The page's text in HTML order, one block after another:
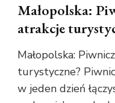
Małopolska:
atrakcje
Małopolska:
turystyczne?
w jeden dzień